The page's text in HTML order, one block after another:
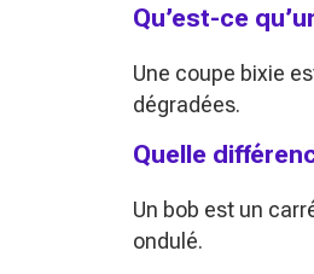
Qu’est-ce
Une coupe bixie
dégradées.
Quelle
Un bob est un
ondulé.